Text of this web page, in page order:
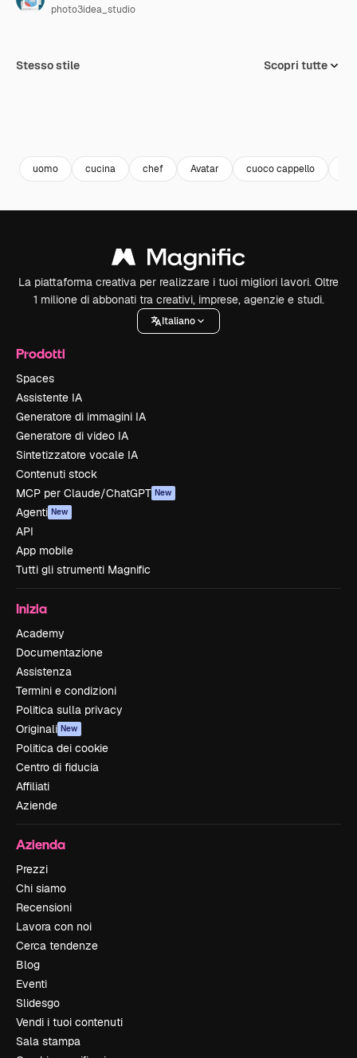
photo3idea_studio
Stesso stile Scopri tutte
uomo cucina chef Avatar cuoco cappello
La piattaforma creativa per realizzare i tuoi migliori lavori. Oltre
1 milione di abbonati tra creativi, imprese, agenzie e studi.
Italiano
Prodotti
Spaces
Assistente IA
Generatore di immagini IA
Generatore di video IA
Sintetizzatore vocale IA
Contenuti stock
MCP per Claude/ChatGPT New
Agenti New
API
App mobile
Tutti gli strumenti Magnific
Inizia
Academy
Documentazione
Assistenza
Termini e condizioni
Politica sulla privacy
Originali New
Politica dei cookie
Centro di fiducia
Affiliati
Aziende
Azienda
Prezzi
Chi siamo
Recensioni
Lavora con noi
Cerca tendenze
Blog
Eventi
Slidesgo
Vendi i tuoi contenuti
Sala stampa